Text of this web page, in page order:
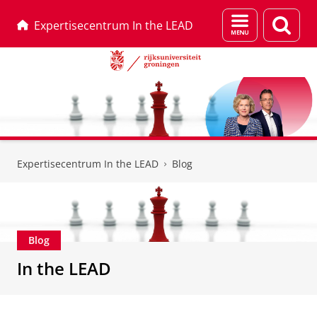
Expertisecentrum In the LEAD
Menu
en
Expertisecentrum In the LEAD Blog
Blog
In the LEAD